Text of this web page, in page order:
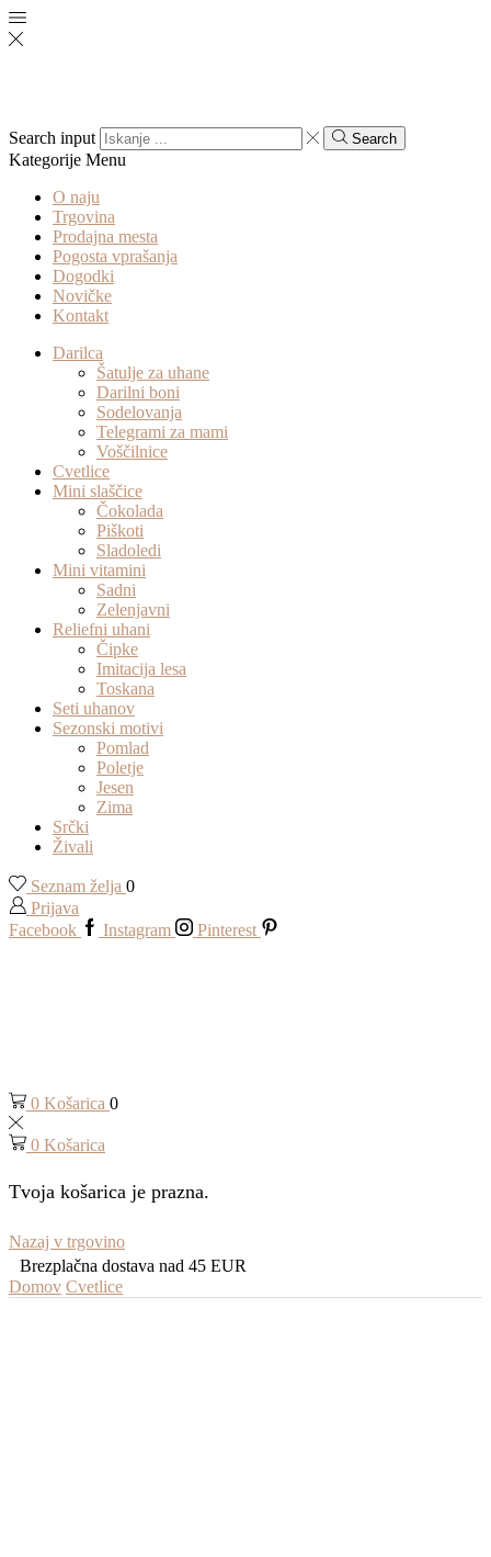
Search input Search
Kategorije Menu
O naju
Trgovina
Prodajna mesta
Pogosta vprašanja
Dogodki
Novičke
Kontakt
Darilca
Šatulje za uhane
Darilni boni
Sodelovanja
Telegrami za mami
Voščilnice
Cvetlice
Mini slaščice
Čokolada
Piškoti
Sladoledi
Mini vitamini
Sadni
Zelenjavni
Reliefni uhani
Čipke
Imitacija lesa
Toskana
Seti uhanov
Sezonski motivi
Pomlad
Poletje
Jesen
Zima
Srčki
Živali
Seznam želja 0
Prijava
Facebook
Instagram Pinterest
0 Košarica 0
0 Košarica
Tvoja košarica je prazna.
Nazaj v trgovino
Brezplačna dostava nad 45 EUR
Domov Cvetlice